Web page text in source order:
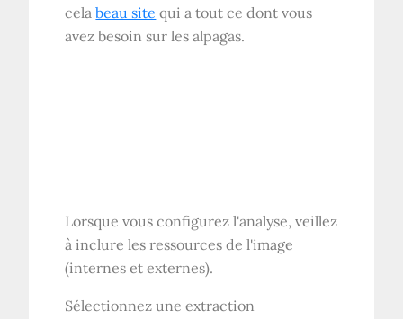
celabeau site qui a tout ce dont vous
avez besoin sur les alpagas.
Lorsque vous configurez l'analyse, veillez
à inclure les ressources de l'image
(internes et externes).
Sélectionnez une extraction